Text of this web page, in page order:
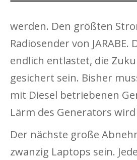
werden. Den größten
Radiosender von
endlich entlastet, die
gesichert sein. Bisher
mit Diesel betriebenen
Lärm des Generators
Der nächste große
zwanzig Laptops sein.